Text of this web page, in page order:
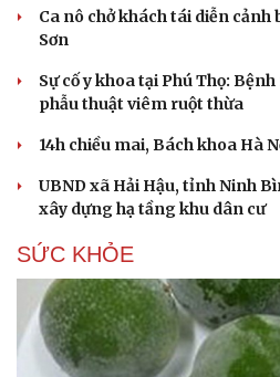
Ca nô chở khách tái diễn
Sơn
Sự cố y khoa tại Phú Thọ:
phẫu thuật viêm ruột thừa
14h chiều mai, Bách khoa Hà
UBND xã Hải Hậu, tỉnh Ninh
xây dựng hạ tầng khu dân cư
SỨC KHỎE